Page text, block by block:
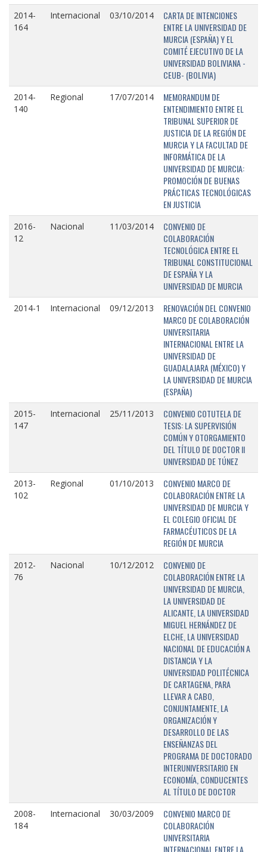
2014-
164
Internacional 03/10/2014
CARTA DE INTENCIONES
ENTRE LA UNIVERSIDAD DE
MURCIA (ESPAÑA) Y EL
COMITÉ EJECUTIVO DE LA
UNIVERSIDAD BOLIVIANA -
CEUB- (BOLIVIA)
2014-
140
Regional 17/07/2014
MEMORANDUM DE
ENTENDIMIENTO ENTRE EL
TRIBUNAL SUPERIOR DE
JUSTICIA DE LA REGIÓN DE
MURCIA Y LA FACULTAD DE
INFORMÁTICA DE LA
UNIVERSIDAD DE MURCIA:
PROMOCIÓN DE BUENAS
PRÁCTICAS TECNOLÓGICAS
EN JUSTICIA
2016-
12
Nacional 11/03/2014
CONVENIO DE
COLABORACIÓN
TECNOLÓGICA ENTRE EL
TRIBUNAL CONSTITUCIONAL
DE ESPAÑA Y LA
UNIVERSIDAD DE MURCIA
2014-1 Internacional 09/12/2013
RENOVACIÓN DEL CONVENIO
MARCO DE COLABORACIÓN
UNIVERSITARIA
INTERNACIONAL ENTRE LA
UNIVERSIDAD DE
GUADALAJARA (MÉXICO) Y
LA UNIVERSIDAD DE MURCIA
(ESPAÑA)
2015-
147
Internacional 25/11/2013
CONVENIO COTUTELA DE
TESIS: LA SUPERVISIÓN
COMÚN Y OTORGAMIENTO
DEL TÍTULO DE DOCTOR II
UNIVERSIDAD DE TÚNEZ
2013-
102
Regional 01/10/2013
CONVENIO MARCO DE
COLABORACIÓN ENTRE LA
UNIVERSIDAD DE MURCIA Y
EL COLEGIO OFICIAL DE
FARMACÉUTICOS DE LA
REGIÓN DE MURCIA
2012-
76
Nacional 10/12/2012
CONVENIO DE
COLABORACIÓN ENTRE LA
UNIVERSIDAD DE MURCIA,
LA UNIVERSIDAD DE
ALICANTE, LA UNIVERSIDAD
MIGUEL HERNÁNDEZ DE
ELCHE, LA UNIVERSIDAD
NACIONAL DE EDUCACIÓN A
DISTANCIA Y LA
UNIVERSIDAD POLITÉCNICA
DE CARTAGENA, PARA
LLEVAR A CABO,
CONJUNTAMENTE, LA
ORGANIZACIÓN Y
DESARROLLO DE LAS
ENSEÑANZAS DEL
PROGRAMA DE DOCTORADO
INTERUNIVERSITARIO EN
ECONOMÍA, CONDUCENTES
AL TÍTULO DE DOCTOR
2008-
184
Internacional 30/03/2009
CONVENIO MARCO DE
COLABORACIÓN
UNIVERSITARIA
INTERNACIONAL ENTRE LA